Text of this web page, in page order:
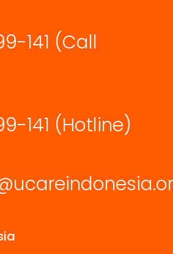
141 (Call
141 (Hotline)